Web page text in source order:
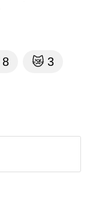
8 😿 3